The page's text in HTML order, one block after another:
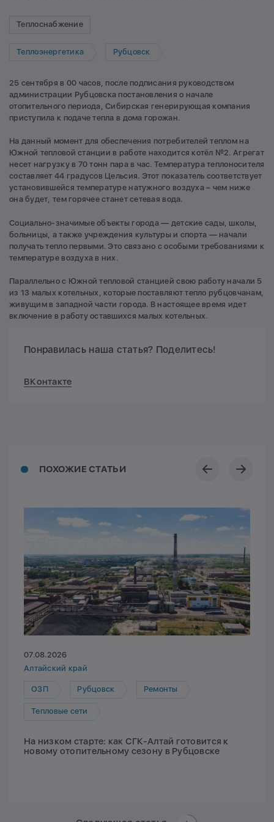
Теплоснабжение
Теплоэнергетика Рубцовск
25 сентября в 00 часов, после подписания руководством
администрации Рубцовска постановления о начале
отопительного периода, Сибирская генерирующая компания
приступила к подаче тепла в дома горожан.
На данный момент для обеспечения потребителей теплом на
Южной тепловой станции в работе находится котёл №2. Агрегат
несет нагрузку в 70 тонн пара в час. Температура теплоносителя
составляет 44 градусов Цельсия. Этот показатель соответствует
установившейся температуре натужного воздуха – чем ниже
она будет, тем горячее станет сетевая вода.
Социально-значимые объекты города — детские сады, школы,
больницы, а также учреждения культуры и спорта — начали
получать тепло первыми. Это связано с особыми требованиями к
температуре воздуха в них.
Параллельно с Южной тепловой станцией свою работу начали 5
из 13 малых котельных, которые поставляют тепло рубцовчанам,
живущим в западной части города. В настоящее время идет
включение в работу оставшихся малых котельных.
Понравилась наша статья? Поделитесь!
ВКонтакте
ПОХОЖИЕ СТАТЬИ
07.08.2026
Алтайский край
ОЗП Рубцовск Ремонты
Тепловые сети
На низком старте: как СГК-Алтай готовится к
новому отопительному сезону в Рубцовске